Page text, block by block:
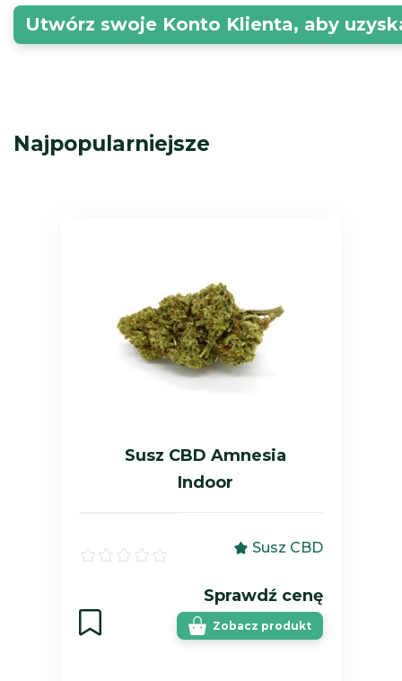
Utwórz swoje Konto Klienta, aby
Najpopularniejsze
Susz CBD Amnesia
Indoor
Susz CBD
Sprawdź cenę
Zobacz produkt